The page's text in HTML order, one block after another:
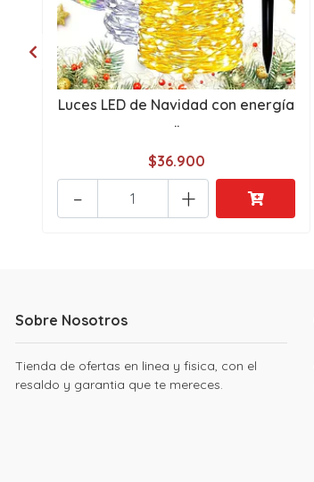
Luces LED de Navidad con energía
..
$36.900
+
-
Sobre Nosotros
Tienda de ofertas en linea y fisica, con el
resaldo y garantia que te mereces.